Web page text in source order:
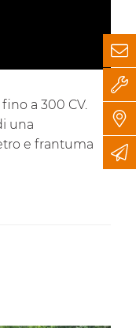
a 300 CV.
una
e frantuma